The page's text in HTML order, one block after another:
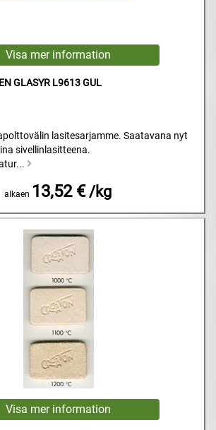
GLASYR L9613 GUL
lasitesarjamme. Saatavana nyt
sivellinlasitteena.
alkaen 13,52 € /kg